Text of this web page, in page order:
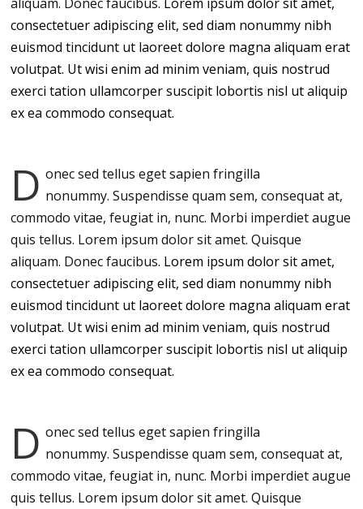
consectetuer adipiscing elit, sed diam nonummy nibh
euismod tincidunt ut laoreet dolore magna aliquam erat
volutpat. Ut wisi enim ad minim veniam, quis nostrud
exerci tation ullamcorper suscipit lobortis nisl ut aliquip
ex ea commodo consequat.
D onec sed tellus eget sapien fringilla
nonummy.Suspendisse quam sem, consequat at,
commodo vitae, feugiat in, nunc. Morbi imperdiet augue
quis tellus. Lorem ipsum dolor sit amet. Quisque
aliquam. Donec faucibus. Lorem ipsum dolor sit amet,
consectetuer adipiscing elit, sed diam nonummy nibh
euismod tincidunt ut laoreet dolore magna aliquam erat
volutpat. Ut wisi enim ad minim veniam, quis nostrud
exerci tation ullamcorper suscipit lobortis nisl ut aliquip
ex ea commodo consequat.
D onec sed tellus eget sapien fringilla
nonummy.Suspendisse quam sem, consequat at,
commodo vitae, feugiat in, nunc. Morbi imperdiet augue
quis tellus. Lorem ipsum dolor sit amet. Quisque